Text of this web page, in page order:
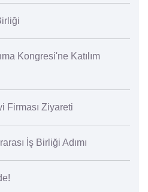
Kongresi'ne Katılım
Firması Ziyareti
İş Birliği Adımı